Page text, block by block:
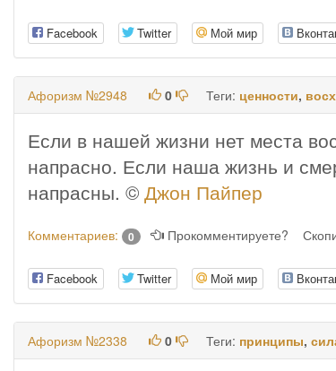
Facebook Twitter Мой мир
Афоризм №2948 0 Теги: ценности,
Если в нашей жизни нет места
напрасно. Если наша жизнь и
напрасны. © Джон Пайпер
Комментариев: 0 Прокомментируете?
Facebook Twitter Мой мир
Афоризм №2338 0 Теги: принципы,